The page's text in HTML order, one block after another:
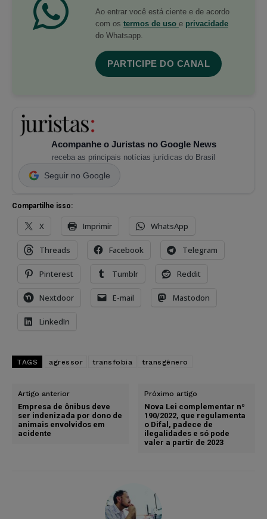
Ao entrar você está ciente e de acordo
com os termos de uso e privacidade
do Whatsapp.
PARTICIPE DO CANAL
Acompanhe o Juristas no Google News
receba as principais notícias jurídicas do Brasil
Seguir no Google
Compartilhe isso:
X Imprimir WhatsApp
Threads Facebook Telegram
Pinterest Tumblr Reddit
Nextdoor E-mail Mastodon
LinkedIn
TAGS agressor transfobia transgênero
Artigo anterior
Empresa de ônibus deve
ser indenizada por dono de
animais envolvidos em
acidente
Próximo artigo
Nova Lei complementar nº
190/2022, que regulamenta
o Difal, padece de
ilegalidades e só pode
valer a partir de 2023